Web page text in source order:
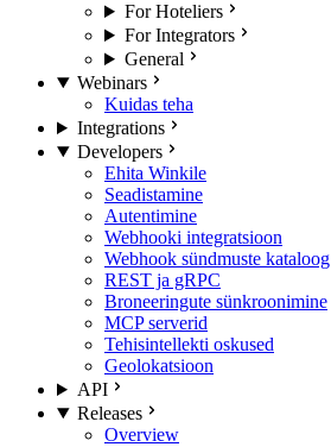
For Hoteliers
For Integrators
General
Webinars
Kuidas teha
Integrations
Developers
Ehita Winkile
Seadistamine
Autentimine
Webhooki integratsioon
Webhook sündmuste kataloog
REST ja gRPC
Broneeringute sünkroonimine
MCP serverid
Tehisintellekti oskused
Geolokatsioon
API
Releases
Overview